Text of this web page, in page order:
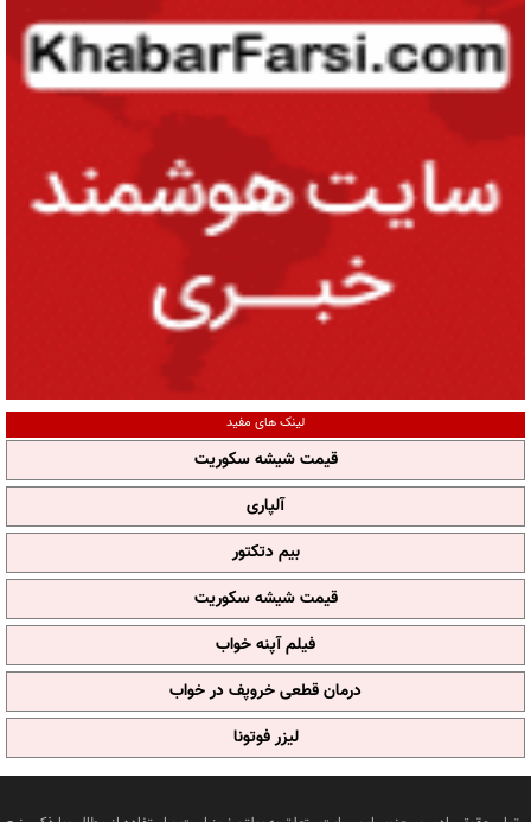
لینک های مفید
قیمت شیشه سکوریت
آلپاری
بیم دتکتور
قیمت شیشه سکوریت
فیلم آپنه خواب
درمان قطعی خروپف در خواب
لیزر فوتونا